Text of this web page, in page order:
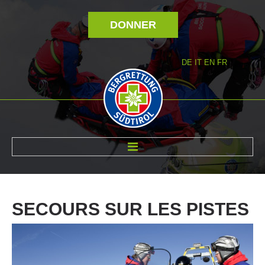
DONNER
DE IT EN FR
SECOURS SUR LES PISTES